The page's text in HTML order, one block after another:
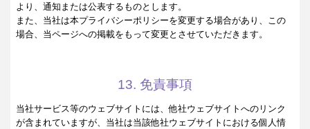
より、通知または公表するものとします。
また、当社は本プライバシーポリシーを変更する場合があり、この
場合、当ページへの掲載をもって変更とさせていただきます。
13. 免責事項
当社サービス等のウェブサイトには、他社ウェブサイトへのリンク
が含まれていますが、当社は当該他社ウェブサイトにおける個人情